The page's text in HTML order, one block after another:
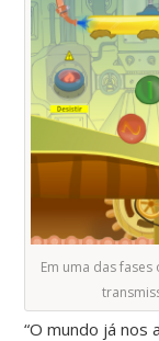
Em uma das
“O mundo já